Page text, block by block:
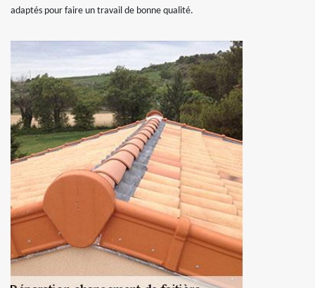
adaptés pour faire un travail de bonne qualité.